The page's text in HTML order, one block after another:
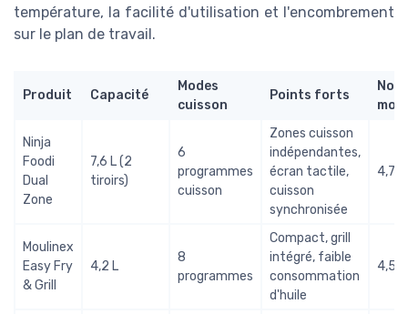
température, la facilité d'utilisation et l'encombrement
sur le plan de travail.
Produit Capacité
Modes
cuisson
Points forts
Note
Ninja
Foodi
Dual
Zone
7,6 L (2
tiroirs)
6
programmes
cuisson
Zones cuisson
indépendantes,
écran tactile,
cuisson
synchronisée
4,7/5
Moulinex
Easy Fry
& Grill
4,2 L
8
programmes
Compact, grill
intégré, faible
consommation
d'huile
4,5/